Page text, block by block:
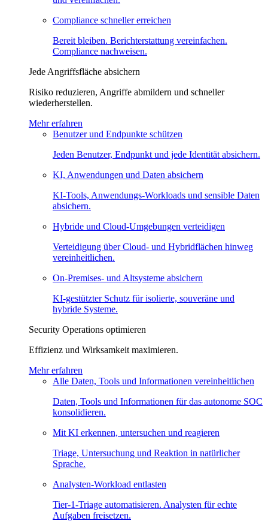
Compliance schneller erreichen
Bereit bleiben. Berichterstattung vereinfachen.
Compliance nachweisen.
Jede Angriffsfläche absichern
Risiko reduzieren, Angriffe abmildern und schneller
wiederherstellen.
Mehr erfahren
Benutzer und Endpunkte schützen
Jeden Benutzer, Endpunkt und jede Identität absichern.
KI, Anwendungen und Daten absichern
KI-Tools, Anwendungs-Workloads und sensible Daten
absichern.
Hybride und Cloud-Umgebungen verteidigen
Verteidigung über Cloud- und Hybridflächen hinweg
vereinheitlichen.
On-Premises- und Altsysteme absichern
KI-gestützter Schutz für isolierte, souveräne und
hybride Systeme.
Security Operations optimieren
Effizienz und Wirksamkeit maximieren.
Mehr erfahren
Alle Daten, Tools und Informationen vereinheitlichen
Daten, Tools und Informationen für das autonome SOC
konsolidieren.
Mit KI erkennen, untersuchen und reagieren
Triage, Untersuchung und Reaktion in natürlicher
Sprache.
Analysten-Workload entlasten
Tier-1-Triage automatisieren. Analysten für echte
Aufgaben freisetzen.